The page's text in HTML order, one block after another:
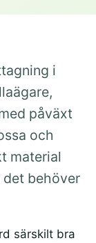
i
påväxt
och
material
det behöver
särskilt bra